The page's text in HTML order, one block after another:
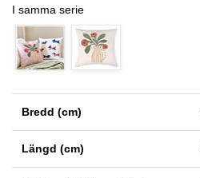
I samma serie
Bredd (cm)
Längd (cm)